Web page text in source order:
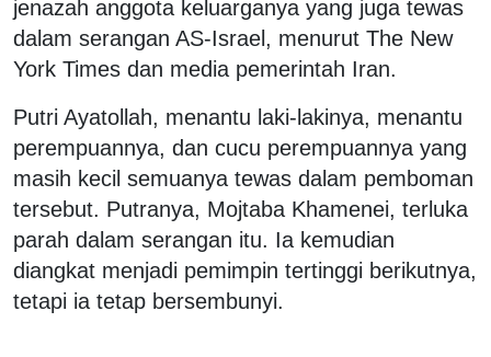
jenazah anggota keluarganya yang juga tewas
dalam serangan AS-Israel, menurut The New
York Times dan media pemerintah Iran.
Putri Ayatollah, menantu laki-lakinya, menantu
perempuannya, dan cucu perempuannya yang
masih kecil semuanya tewas dalam pemboman
tersebut. Putranya, Mojtaba Khamenei, terluka
parah dalam serangan itu. Ia kemudian
diangkat menjadi pemimpin tertinggi berikutnya,
tetapi ia tetap bersembunyi.